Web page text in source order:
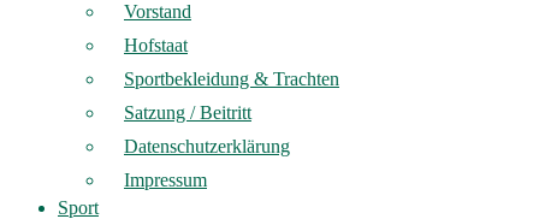
Vorstand
Hofstaat
Sportbekleidung & Trachten
Satzung / Beitritt
Datenschutzerklärung
Impressum
Sport